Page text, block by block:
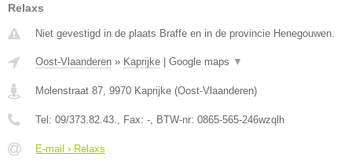
Relaxs
Niet gevestigd in de plaats Braffe en in de provincie Henegouwen.
Oost-Vlaanderen » Kaprijke | Google maps ▼
Molenstraat 87 9970 Kaprijke (Oost-Vlaanderen)
Tel: 09/373.82.43. , Fax: - , BTW-nr: 0865-565-246wzqlh
E-mail › Relaxs